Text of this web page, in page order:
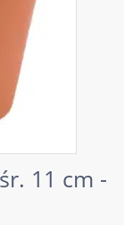
11 cm -